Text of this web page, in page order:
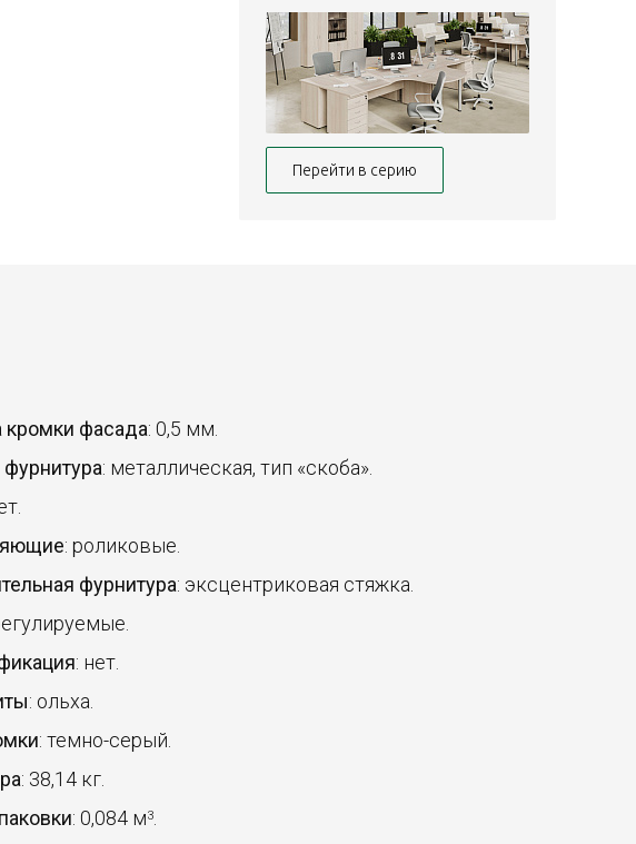
Перейти в серию
фасада: 0,5 мм.
: металлическая, тип «скоба».
: роликовые.
фурнитура: эксцентриковая стяжка.
: нет.
: ольха.
: темно-серый.
: 38,14 кг.
: 0,084 м3.